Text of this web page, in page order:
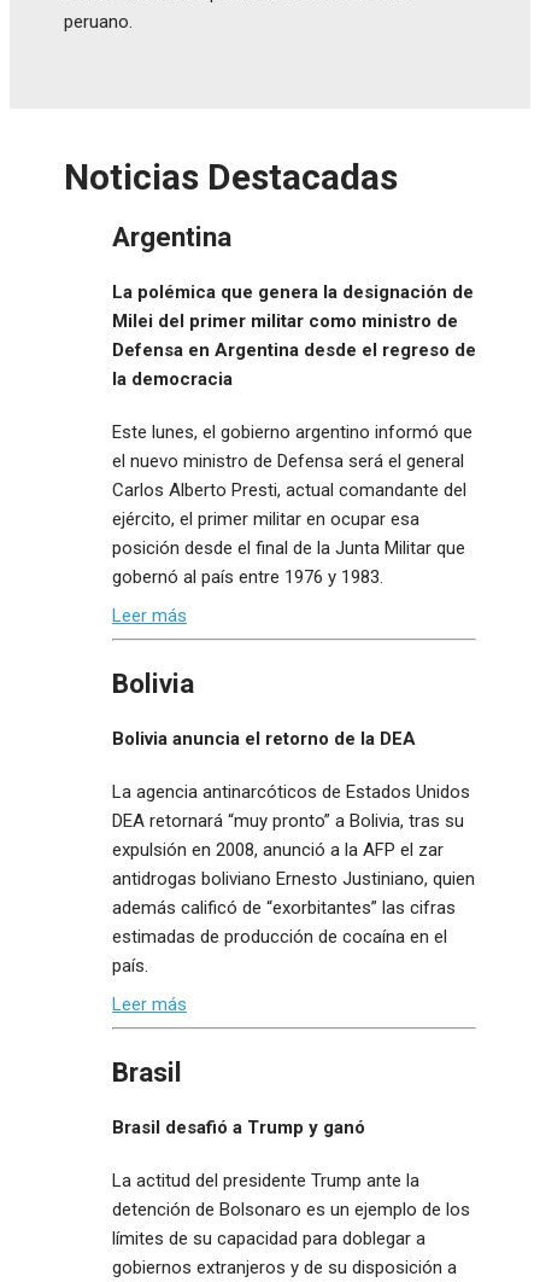
peruano.
Noticias Destacadas
Argentina
La polémica que genera la designación de
Milei del primer militar como ministro de
Defensa en Argentina desde el regreso de
la democracia
Este lunes, el gobierno argentino informó que
el nuevo ministro de Defensa será el general
Carlos Alberto Presti, actual comandante del
ejército, el primer militar en ocupar esa
posición desde el final de la Junta Militar que
gobernó al país entre 1976 y 1983.
Leer más
Bolivia
Bolivia anuncia el retorno de la DEA
La agencia antinarcóticos de Estados Unidos
DEA retornará “muy pronto” a Bolivia, tras su
expulsión en 2008, anunció a la AFP el zar
antidrogas boliviano Ernesto Justiniano, quien
además calificó de “exorbitantes” las cifras
estimadas de producción de cocaína en el
país.
Leer más
Brasil
Brasil desafió a Trump y ganó
La actitud del presidente Trump ante la
detención de Bolsonaro es un ejemplo de los
límites de su capacidad para doblegar a
gobiernos extranjeros y de su disposición a